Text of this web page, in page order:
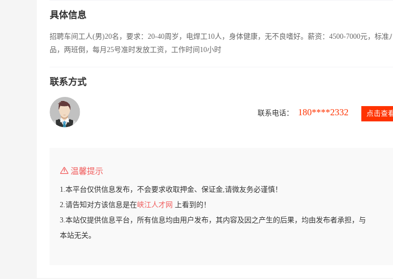
具体信息
招聘车间工人(男)20名，要求：20-40周岁，电焊工10人，身体健康，无不良嗜好。薪资：4500-7000元，标准
品，两班倒，每月25号准时发放工资，工作时间10小时
联系方式
联系电话： 180****2332 点击查
温馨提示
1.本平台仅供信息发布，不会要求收取押金、保证金,请微友务必谨慎！
2.请告知对方该信息是在峡江人才网
上看到的！
3.本站仅提供信息平台，所有信息均由用户发布，其内容及因之产生的后果，均由发布者承担，与
本站无关。